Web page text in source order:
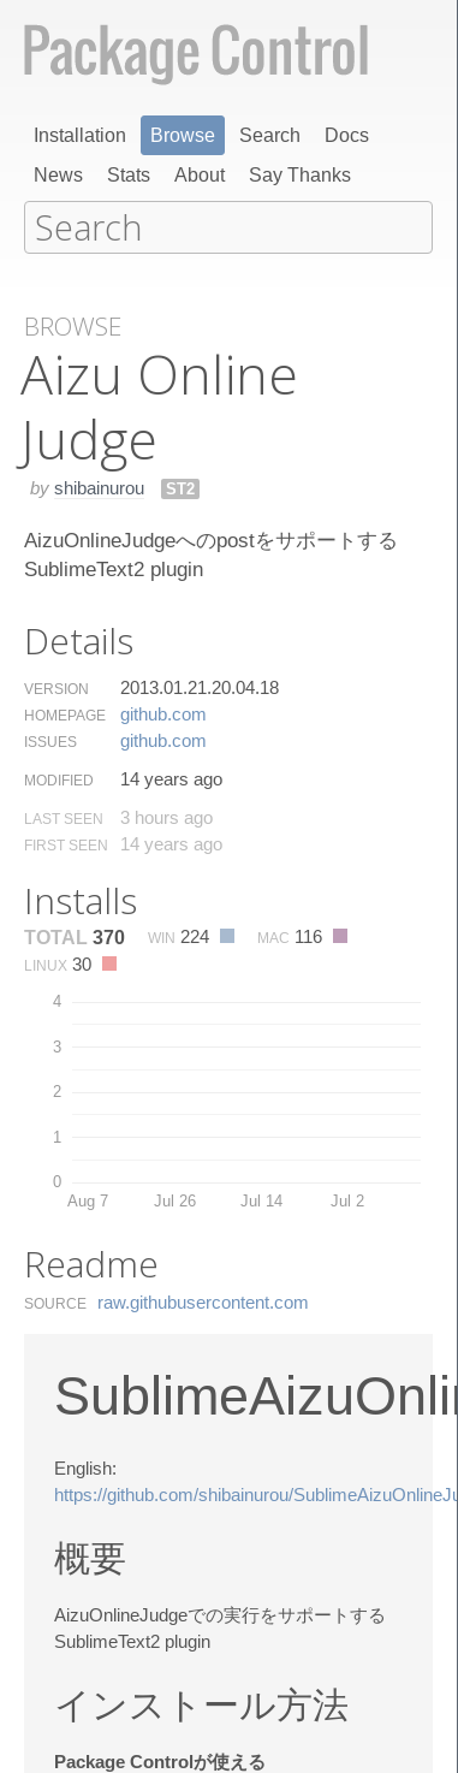
Installation Browse Search
Docs
News
Stats About Say Thanks
BROWSE
Aizu Online
Judge
by shibainurou ST2
AizuOnlineJudgeへのpostをサポートする
SublimeText2 plugin
Details
VERSION 2013.01.21.20.04.18
HOMEPAGE github.​com
ISSUES github.​com
MODIFIED 14 years ago
LAST SEEN 3 hours ago
FIRST SEEN 14 years ago
Installs
TOTAL 370 WIN 224 MAC 116
LINUX 30
0
1
2
3
4
Aug 7 Jul 26 Jul 14 Jul 2
Readme
SOURCE raw.​githubusercontent.​com
English:
https://github.com/shibainurou/
概要
AizuOnlineJudgeでの実行をサポートする
SublimeText2 plugin
インストール方法
Package Controlが使える